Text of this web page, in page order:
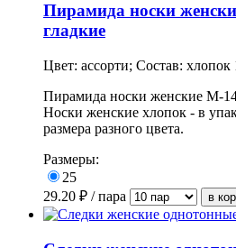
Пирамида носки
гладкие
Цвет: ассорти; Состав: хлопок
Пирамида носки женские М-
Носки женские хлопок - в
размера разного цвета.
Размеры:
25
29.20 ₽ / пара